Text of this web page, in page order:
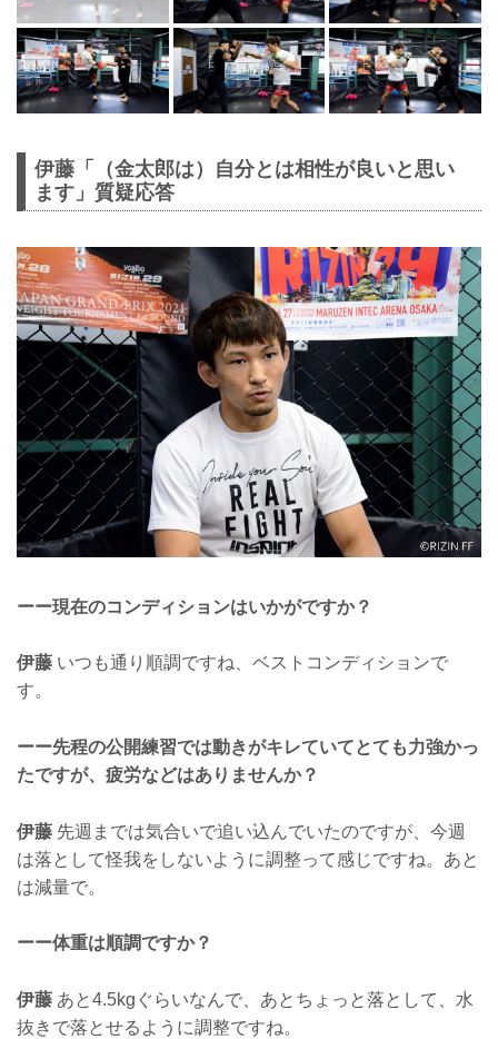
伊藤「（金太郎は）自分とは相性が良いと思い
ます」質疑応答
ーー現在のコンディションはいかがですか？
伊藤 いつも通り順調ですね、ベストコンディションで
す。
ーー先程の公開練習では動きがキレていてとても力強かっ
たですが、疲労などはありませんか？
伊藤 先週までは気合いで追い込んでいたのですが、今週
は落として怪我をしないように調整って感じですね。あと
は減量で。
ーー体重は順調ですか？
伊藤 あと4.5kgぐらいなんで、あとちょっと落として、水
抜きで落とせるように調整ですね。